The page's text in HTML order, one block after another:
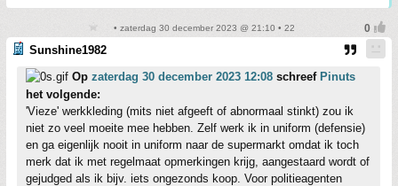
• zaterdag 30 december 2023 @ 21:10 • 22
Sunshine1982
Op zaterdag 30 december 2023 12:08 schreef Pinuts
het volgende:
'Vieze' werkkleding (mits niet afgeeft of abnormaal stinkt) zou ik
niet zo veel moeite mee hebben. Zelf werk ik in uniform (defensie)
en ga eigenlijk nooit in uniform naar de supermarkt omdat ik toch
merk dat ik met regelmaat opmerkingen krijg, aangestaard wordt of
gejudged als ik bijv. iets ongezonds koop. Voor politieagenten